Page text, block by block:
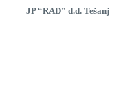
JP “RAD” d.d. Tešanj